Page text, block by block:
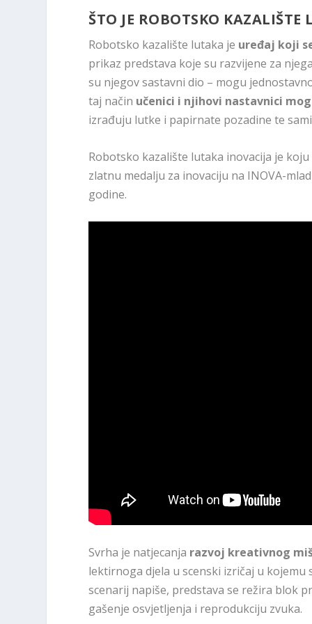
ŠTO JE ROBOTSKO KAZALIŠTE
Robotsko kazalište lutaka je uređaj koji
prikaz predstava koje su razvijene za
su njegov sastavni dio – mogu
taj način učenici i njihovi nastavnici
izrađuju lutke i papirnate pozadine te
Robotsko kazalište lutaka inovacija je
zlatnu medalju za inovaciju na INOVA-
godine.
Svrha je natjecanja razvoj kreativnog
lektirnoga djela u scenski izričaj u
scenarij napiše, predstava se režira blok
gašenje osvjetljenja i reprodukciju zvuka.